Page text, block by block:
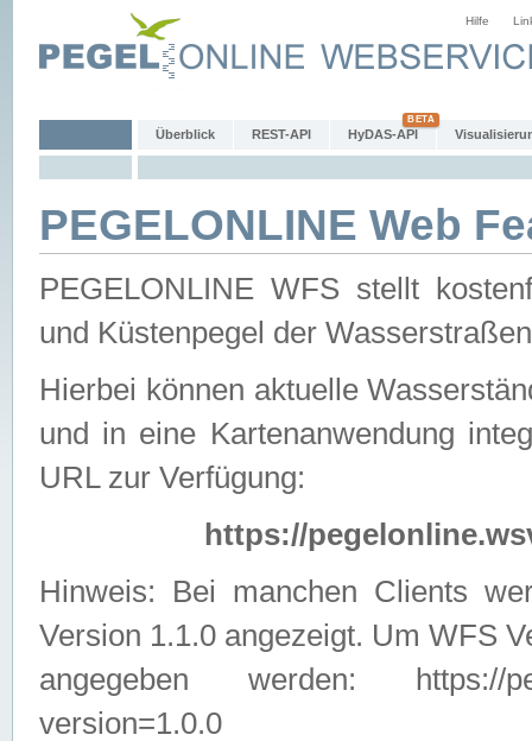
Hilfe
Überblick REST-API HyDAS-API
PEGELONLINE Web
PEGELONLINE WFS stellt
und Küstenpegel der
Hierbei können aktuelle
und in eine Kartenanwendung
URL zur Verfügung:
https://
Hinweis: Bei manchen Clients
Version 1.1.0 angezeigt. Um WFS
angegeben werden: https://
version=1.0.0